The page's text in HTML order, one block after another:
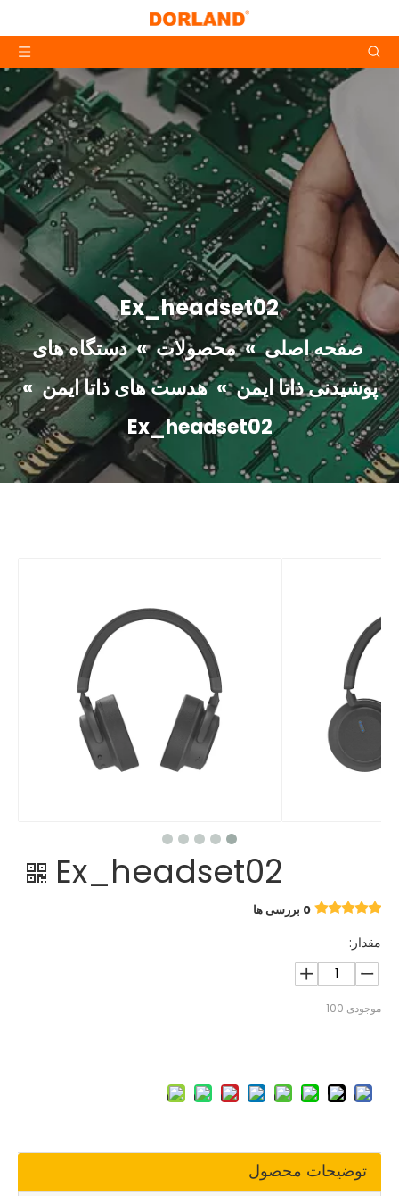
Ex_headset02
صفحه اصلی »محصولات »دستگاه های
پوشیدنی ذاتا ایمن »هدست های ذاتا ایمن »
Ex_headset02
Ex_headset02
0 بررسی ها
مقدار:
موجودی 100
توضیحات محصول